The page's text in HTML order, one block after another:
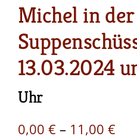
Michel in der
13.03.2024
Uhr
0,00 € – 11,00 €